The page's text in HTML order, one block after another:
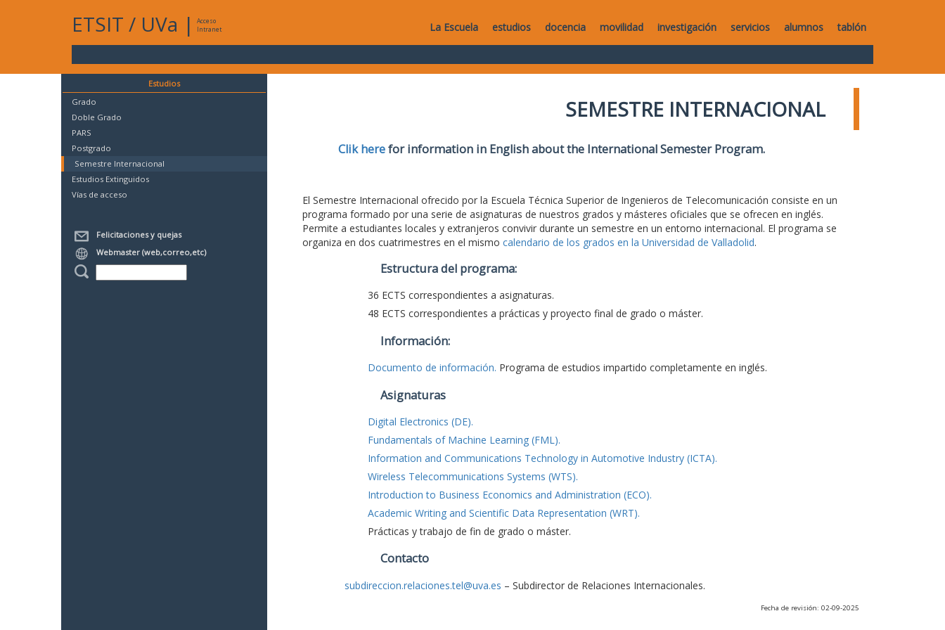
ETSIT / UVa |
Acceso
Intranet
La Escuela estudios docencia movilidad investigación servicios alumnos tablón
Estudios
Grado
Doble Grado
PARS
Postgrado
Semestre Internacional
Estudios Extinguidos
Vías de acceso
Felicitaciones y quejas
Webmaster (web,correo,etc)
SEMESTRE INTERNACIONAL
Clik herefor information in English about the International Semester Program.
El Semestre Internacional ofrecido por la Escuela Técnica Superior de Ingenieros de Telecomunicación consiste en un
programa formado por una serie de asignaturas de nuestros grados y másteres oficiales que se ofrecen en inglés.
Permite a estudiantes locales y extranjeros convivir durante un semestre en un entorno internacional. El programa se
organiza en dos cuatrimestres en el mismo calendario de los grados en la Universidad de Valladolid.
Estructura del programa:
36 ECTS correspondientes a asignaturas.
48 ECTS correspondientes a prácticas y proyecto final de grado o máster.
Información:
Documento de información. Programa de estudios impartido completamente en inglés.
Asignaturas
Digital Electronics (DE).
Fundamentals of Machine Learning (FML).
Information and Communications Technology in Automotive Industry (ICTA).
Wireless Telecommunications Systems (WTS).
Introduction to Business Economics and Administration (ECO).
Academic Writing and Scientific Data Representation (WRT).
Prácticas y trabajo de fin de grado o máster.
Contacto
subdireccion.relaciones.tel@uva.es – Subdirector de Relaciones Internacionales.
Fecha de revisión: 02-09-2025